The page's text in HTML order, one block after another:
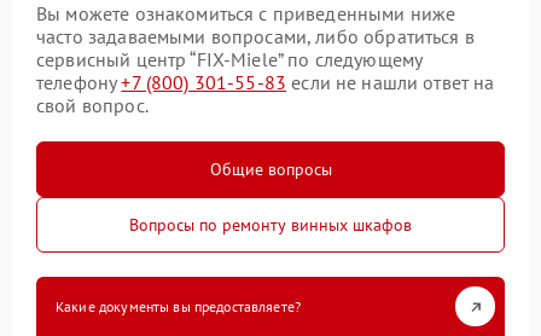
Вы можете ознакомиться с приведенными ниже
часто задаваемыми вопросами, либо обратиться в
сервисный центр “FIX-Miele” по следующему
телефону+7 (800) 301-55-83 если не нашли ответ на
свой вопрос.
Общие вопросы
Вопросы по ремонту винных шкафов
Какие документы вы предоставляете?